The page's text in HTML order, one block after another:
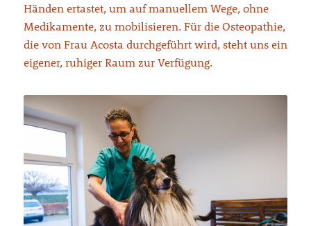
Händen ertastet, um auf manuellem Wege, ohne
Medikamente, zu mobilisieren. Für die Osteopathie,
die von Frau Acosta durchgeführt wird, steht uns ein
eigener, ruhiger Raum zur Verfügung.